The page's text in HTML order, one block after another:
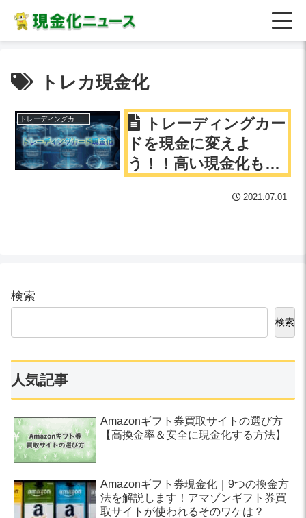
トレカ現金化
トレーディングカー
ドを現金に変えよ
う！！高い現金化も夢
り方、買い方について
2021.07.01
検索
検索
人気記事
Amazonギフト券買取サイトの選び方
【高換金率＆安全に現金化する方法】
Amazonギフト券現金化｜9つの換金方
法を解説します！アマゾンギフト券買
取サイトが使われるそのワケは？